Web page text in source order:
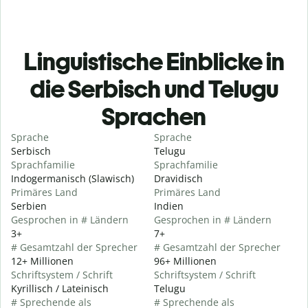
Linguistische Einblicke in
die Serbisch und Telugu
Sprachen
Sprache
Serbisch
Sprachfamilie
Indogermanisch (Slawisch)
Primäres Land
Serbien
Gesprochen in # Ländern
3+
# Gesamtzahl der Sprecher
12+ Millionen
Schriftsystem / Schrift
Kyrillisch / Lateinisch
# Sprechende als
Sprache
Telugu
Sprachfamilie
Dravidisch
Primäres Land
Indien
Gesprochen in # Ländern
7+
# Gesamtzahl der Sprecher
96+ Millionen
Schriftsystem / Schrift
Telugu
# Sprechende als